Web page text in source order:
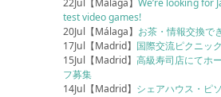
22Jul【Málaga】We’re looking for
test video games!
20Jul【Málaga】 お茶・情報交換で
17Jul【Madrid】 国際交流ピクニッ
15Jul【Madrid】高級寿司店にてホ
フ募集
14Jul【Madrid】 シェアハウス・ピ